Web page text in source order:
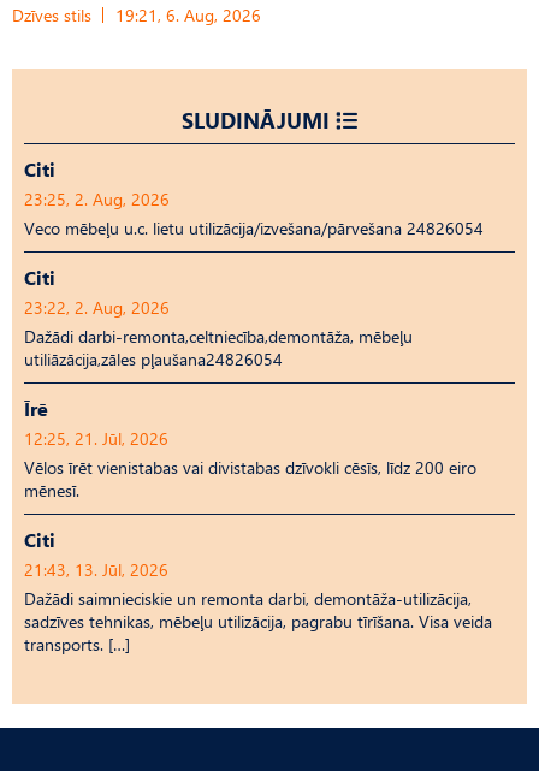
Dzīves stils 19:21, 6. Aug, 2026
SLUDINĀJUMI
Citi
23:25, 2. Aug, 2026
Veco mēbeļu u.c. lietu utilizācija/izvešana/pārvešana 24826054
Citi
23:22, 2. Aug, 2026
Dažādi darbi-remonta,celtniecība,demontāža, mēbeļu
utiliāzācija,zāles pļaušana24826054
Īrē
12:25, 21. Jūl, 2026
Vēlos īrēt vienistabas vai divistabas dzīvokli cēsīs, līdz 200 eiro
mēnesī.
Citi
21:43, 13. Jūl, 2026
Dažādi saimnieciskie un remonta darbi, demontāža-utilizācija,
sadzīves tehnikas, mēbeļu utilizācija, pagrabu tīrīšana. Visa veida
transports. […]